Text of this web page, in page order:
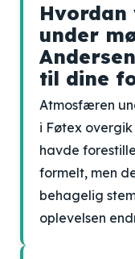
under
til dine
Atmosfæren
i Føtex
havde
formelt, men
behagelig
oplevelsen